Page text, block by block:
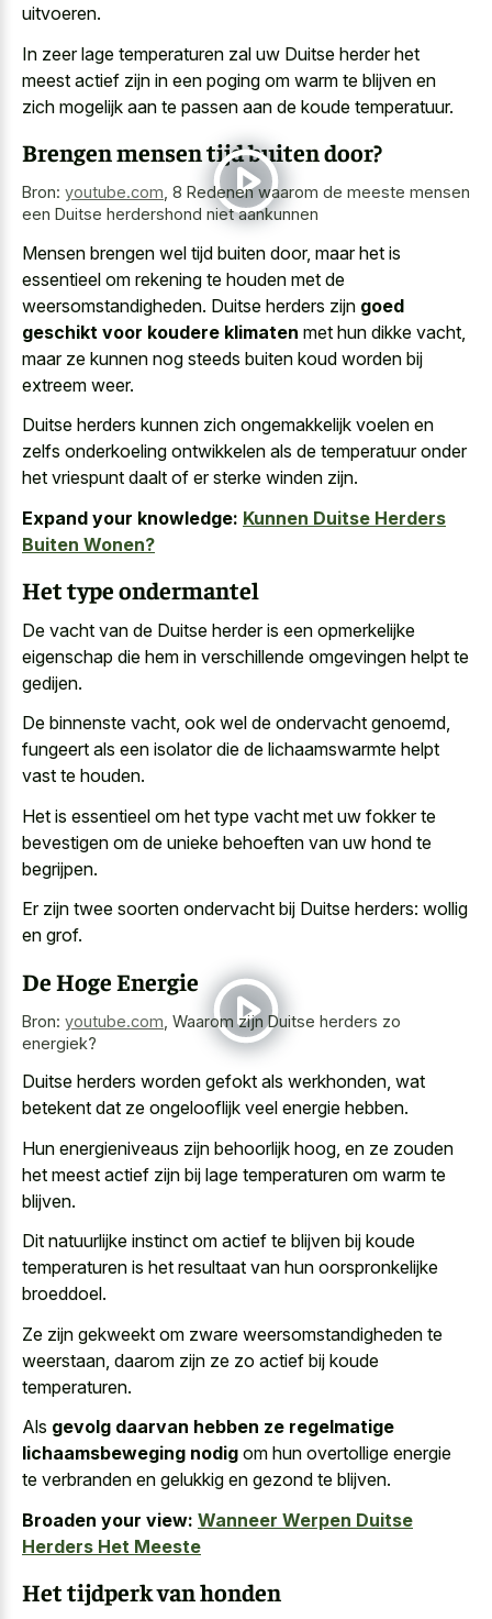
uitvoeren.
In zeer lage temperaturen zal uw Duitse herder het
meest actief zijn in een poging om warm te blijven en
zich mogelijk aan te passen aan de koude temperatuur.
Brengen mensen tijd buiten door?
Bron: youtube.com 8 Redenen waarom de meeste mensen
een Duitse herdershond niet aankunnen
Mensen brengen wel tijd buiten door, maar het is
essentieel om rekening te houden met de
weersomstandigheden. Duitse herders zijn goed
geschikt voor koudere klimaten met hun dikke vacht,
maar ze kunnen nog steeds buiten koud worden bij
extreem weer.
Duitse herders kunnen zich ongemakkelijk voelen en
zelfs onderkoeling ontwikkelen als de temperatuur onder
het vriespunt daalt of er sterke winden zijn.
Expand your knowledge: Kunnen Duitse Herders
Buiten Wonen?
Het type ondermantel
De vacht van de Duitse herder is een opmerkelijke
eigenschap die hem in verschillende omgevingen helpt te
gedijen.
De binnenste vacht, ook wel de ondervacht genoemd,
fungeert als een isolator die de lichaamswarmte helpt
vast te houden.
Het is essentieel om het type vacht met uw fokkerte
bevestigen om de unieke behoeften van uw hond te
begrijpen.
Er zijn twee soorten ondervacht bij Duitse herders: wollig
en grof.
De Hoge Energie
Bron: youtube.com Waarom zijn Duitse herders zo
energiek?
Duitse herders worden gefokt als werkhonden, wat
betekent dat ze ongelooflijk veel energie hebben.
Hun energieniveaus zijn behoorlijk hoog, en ze zouden
het meest actief zijn bij lage temperaturen om warm te
blijven.
Dit natuurlijke instinct om actief te blijven bij koude
temperaturen is het resultaat van hun oorspronkelijke
broeddoel.
Ze zijn gekweekt om zware weersomstandigheden te
weerstaan, daarom zijn ze zo actief bij koude
temperaturen.
Als gevolg daarvan hebben ze regelmatige
lichaamsbeweging nodig om hun overtollige energie
te verbranden en gelukkig en gezond te blijven.
Broaden your view: Wanneer Werpen Duitse
Herders Het Meeste
Het tijdperk van honden